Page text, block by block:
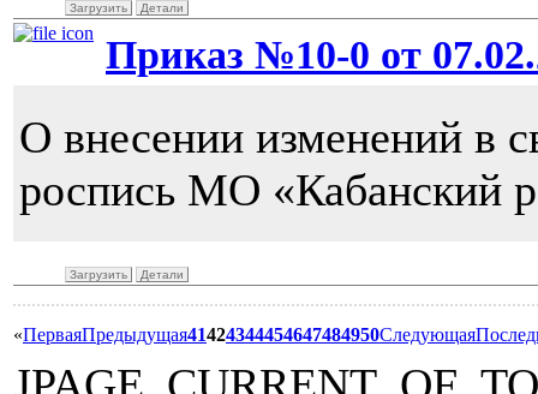
Загрузить Детали
Приказ №10-0 от
О внесении изменений в
роспись МО «Кабанский
Загрузить Детали
«ПерваяПредыдущая41424344454647484950Следующая